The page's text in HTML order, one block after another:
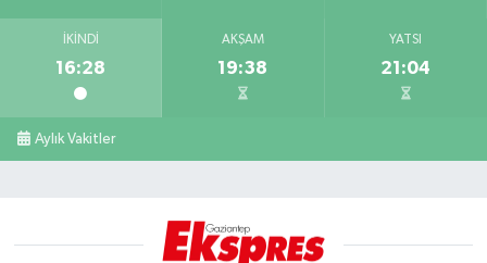
İKINDI
16:28
AKŞAM
19:38
YATSI
21:04
Aylık Vakitler